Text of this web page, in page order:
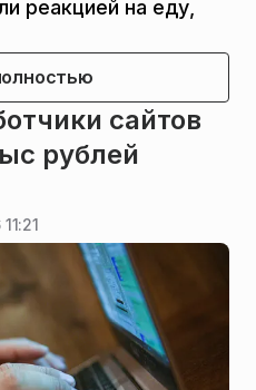
реакцией на еду,
сайтов
рублей